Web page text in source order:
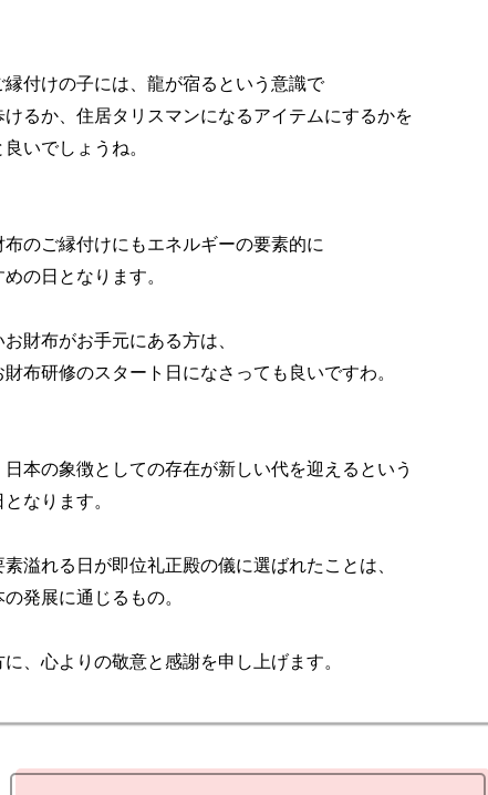
縁付けの子には、龍が宿るという意識で
けるか、住居タリスマンになるアイテムにするかを
いでしょうね。
のご縁付けにもエネルギーの要素的に
の日となります。
財布がお手元にある方は、
布研修のスタート日になさっても良いですわ。
本の象徴としての存在が新しい代を迎えるという
なります。
溢れる日が即位礼正殿の儀に選ばれたことは、
発展に通じるもの。